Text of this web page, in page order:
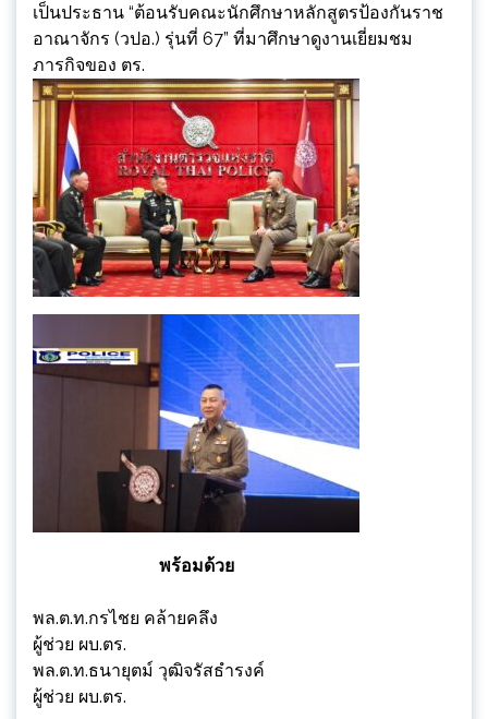
เป็นประธาน “ต้อนรับคณะนักศึกษาหลักสูตรป้องกันราช
อาณาจักร (วปอ.) รุ่นที่ 67” ที่มาศึกษาดูงานเยี่ยมชม
ภารกิจของ ตร.
พร้อมด้วย
พล.ต.ท.กรไชย คล้ายคลึง
ผู้ช่วย ผบ.ตร.
พล.ต.ท.ธนายุตม์ วุฒิจรัสธำรงค์
ผู้ช่วย ผบ.ตร.